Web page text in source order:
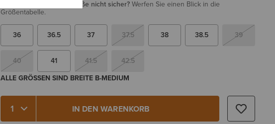
Sie sind sich bei Ihrer Größe nicht sicher?Werfen Sie einen Blick in die
Größentabelle.
36 36.5 37 37.5 38 38.5 39
40 41 41.5
42.5
ALLE GRÖSSEN SIND BREITE B-MEDIUM
Menge 1 IN DEN WARENKORB